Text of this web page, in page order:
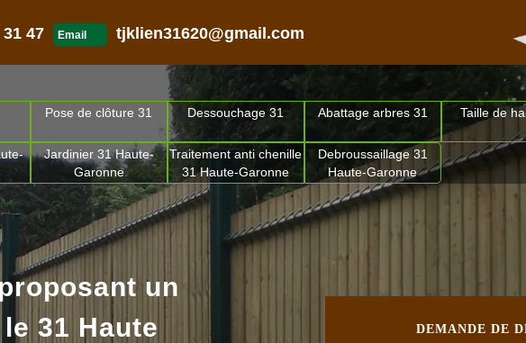
47 Email tjklien31620@gmail.com
Pose de clôture 31 Dessouchage 31 Abattage arbres 31 Taille de
Jardinier 31 Haute-
Garonne
Traitement anti chenille
31 Haute-Garonne
Debroussaillage 31
Haute-Garonne
DEMANDE DE
un
31 Haute